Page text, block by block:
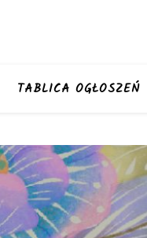
TABLICA OGŁOSZEŃ